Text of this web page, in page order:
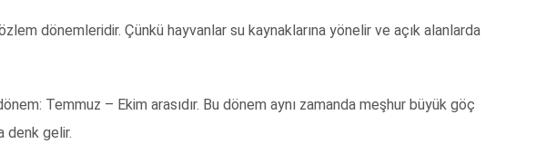
dönemleridir. Çünkü hayvanlar su kaynaklarına yönelir ve açık alanlarda
Temmuz – Ekim arasıdır. Bu dönem aynı zamanda meşhur büyük göç
denk gelir.